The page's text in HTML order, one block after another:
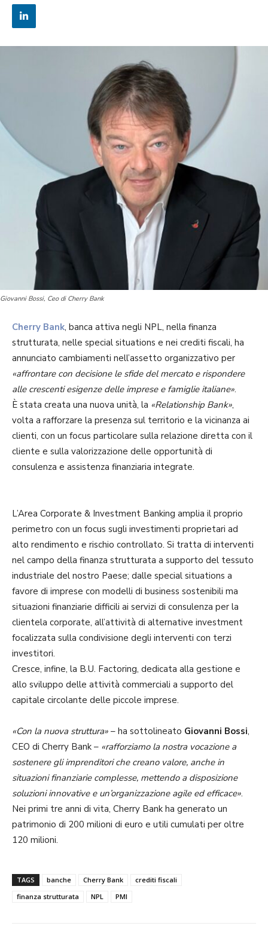
Giovanni Bossi, Ceo di Cherry Bank
Cherry Bank, banca attiva negli NPL, nella finanza
strutturata, nelle special situations e nei crediti fiscali, ha
annunciato cambiamenti nell’assetto organizzativo per
«affrontare con decisione le sfide del mercato e rispondere
alle crescenti esigenze delle imprese e famiglie italiane».
È stata creata una nuova unità, la «Relationship Bank»,
volta a rafforzare la presenza sul territorio e la vicinanza ai
clienti, con un focus particolare sulla relazione diretta con il
cliente e sulla valorizzazione delle opportunità di
consulenza e assistenza finanziaria integrate.
L’Area Corporate & Investment Banking amplia il proprio
perimetro con un focus sugli investimenti proprietari ad
alto rendimento e rischio controllato. Si tratta di interventi
nel campo della finanza strutturata a supporto del tessuto
industriale del nostro Paese; dalle special situations a
favore di imprese con modelli di business sostenibili ma
situazioni finanziarie difficili ai servizi di consulenza per la
clientela corporate, all’attività di alternative investment
focalizzata sulla condivisione degli interventi con terzi
investitori.
Cresce, infine, la B.U. Factoring, dedicata alla gestione e
allo sviluppo delle attività commerciali a supporto del
capitale circolante delle piccole imprese.
«Con la nuova struttura» – ha sottolineato Giovanni Bossi,
CEO di Cherry Bank – «rafforziamo la nostra vocazione a
sostenere gli imprenditori che creano valore, anche in
situazioni finanziarie complesse, mettendo a disposizione
soluzioni innovative e un’organizzazione agile ed efficace».
Nei primi tre anni di vita, Cherry Bank ha generato un
patrimonio di 200 milioni di euro e utili cumulati per oltre
120 milioni.
TAGS banche Cherry Bank
crediti fiscali
finanza strutturata
NPL PMI